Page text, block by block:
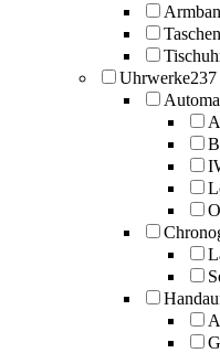
Uhrwerke237